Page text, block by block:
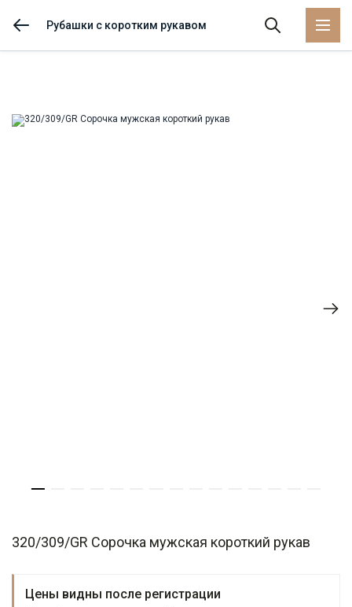
Рубашки с коротким рукавом
320/309/GR Сорочка мужская короткий рукав
Цены видны после регистрации